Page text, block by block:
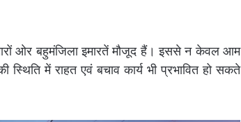
ओर बहुमंजिला इमारतें मौजूद हैं। इससे न केवल आम
में राहत एवं बचाव कार्य भी प्रभावित हो सकते